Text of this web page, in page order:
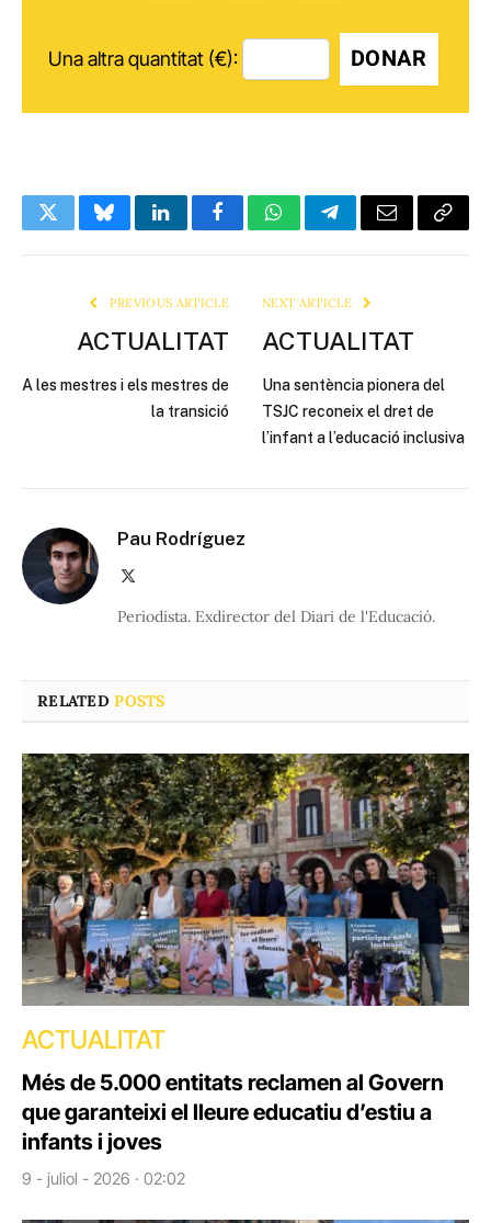
Una altra quantitat (€): DONAR
TwitterBlueskyLinkedInFacebookWhatsAppTelegramEmail Copy
PREVIOUS ARTICLE
ACTUALITAT
A les mestres i els mestres de
la transició
NEXT ARTICLE
ACTUALITAT
Una sentència pionera del
TSJC reconeix el dret de
l’infant a l’educació inclusiva
Pau Rodríguez
Periodista. Exdirector del Diari de l'Educació.
RELATEDPOSTS
ACTUALITAT
Més de 5.000 entitats reclamen al Govern
que garanteixi el lleure educatiu d’estiu a
infants i joves
9 - juliol - 2026 · 02:02